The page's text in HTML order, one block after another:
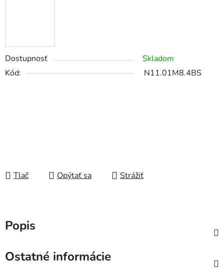
Dostupnosť
Skladom
Kód:
N11.01M8.4BS
Tlač Opýtať sa Strážiť
Popis
Ostatné informácie